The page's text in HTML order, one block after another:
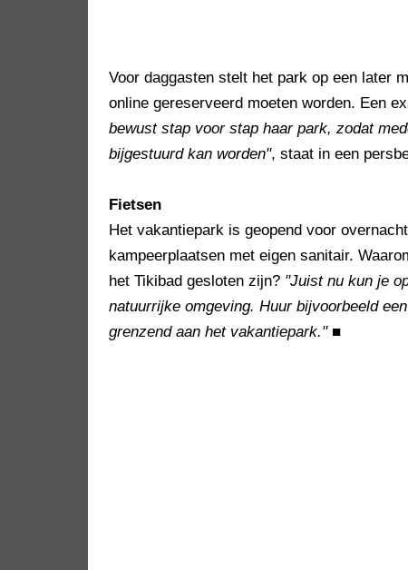
Voor daggasten stelt het park op een later
online gereserveerd moeten worden. Een
bewust stap voor stap haar park, zodat
bijgestuurd kan worden", staat in een
Fietsen
Het vakantiepark is geopend voor
kampeerplaatsen met eigen sanitair.
het Tikibad gesloten zijn? "Juist nu kun je
natuurrijke omgeving. Huur bijvoorbeeld
grenzend aan het vakantiepark." ■